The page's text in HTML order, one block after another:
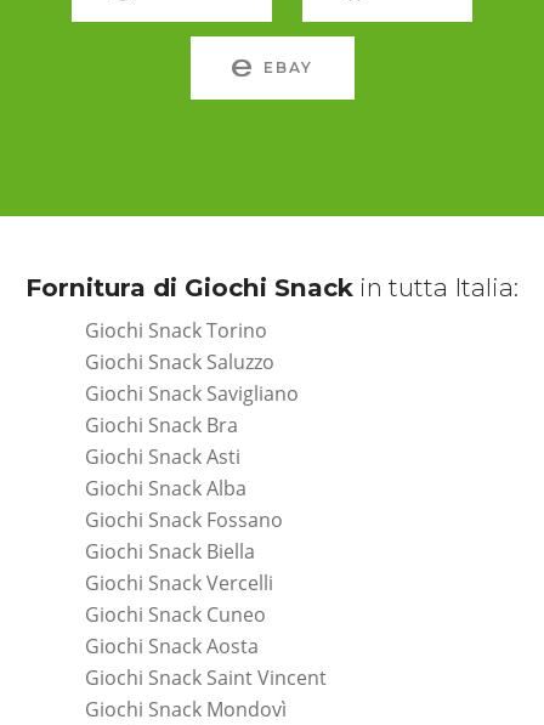
EBAY
Fornitura di Giochi Snack in tutta Italia:
Giochi Snack Torino
Giochi Snack Saluzzo
Giochi Snack Savigliano
Giochi Snack Bra
Giochi Snack Asti
Giochi Snack Alba
Giochi Snack Fossano
Giochi Snack Biella
Giochi Snack Vercelli
Giochi Snack Cuneo
Giochi Snack Aosta
Giochi Snack Saint Vincent
Giochi Snack Mondovì